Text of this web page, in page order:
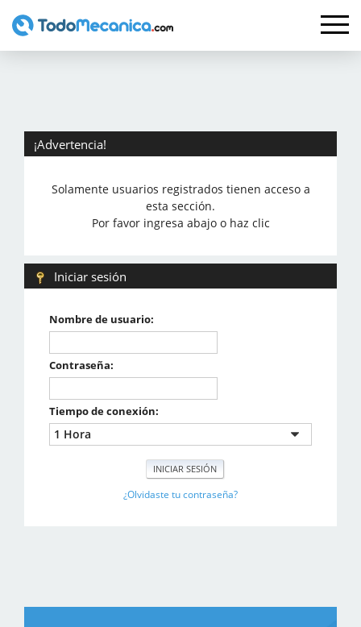
¡Advertencia!
Solamente usuarios registrados tienen acceso a
esta sección.
Por favor ingresa abajo o haz clic
Iniciar sesión
Nombre de usuario:
Contraseña:
Tiempo de conexión:
¿Olvidaste tu contraseña?